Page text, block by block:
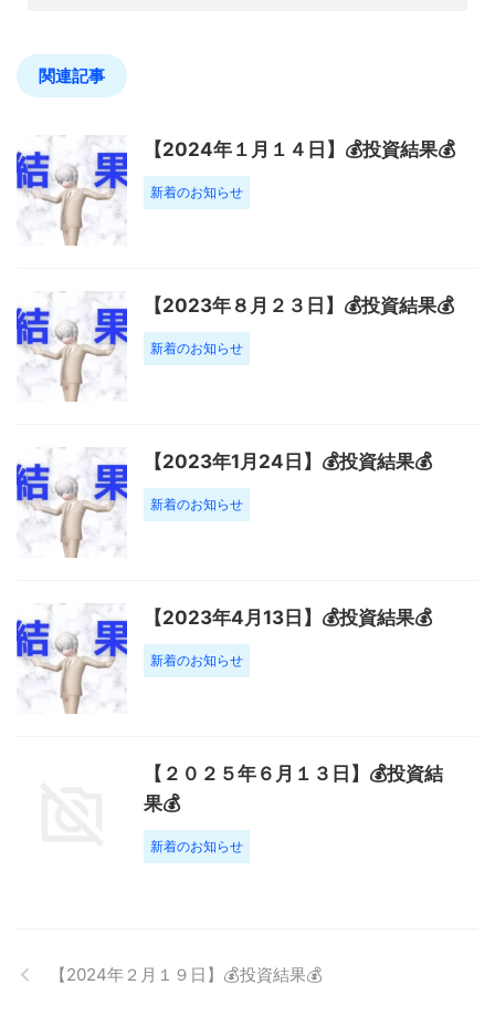
関連記事
【2024年１月１４日】💰投資結果💰
新着のお知らせ
【2023年８月２３日】💰投資結果💰
新着のお知らせ
【2023年1月24日】💰投資結果💰
新着のお知らせ
【2023年4月13日】💰投資結果💰
新着のお知らせ
【２０２５年６月１３日】💰投資結
果💰
新着のお知らせ
【2024年２月１９日】💰投資結果💰